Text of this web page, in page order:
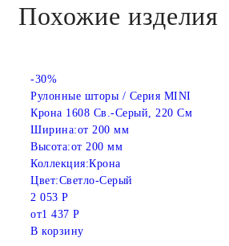
Похожие изделия
-30%
Рулонные шторы / Серия MINI
Крона 1608 Св.-Серый, 220 См
Ширина:от 200 мм
Высота:от 200 мм
Коллекция:Крона
Цвет:Светло-Серый
2 053 Р
от1 437 Р
В корзину